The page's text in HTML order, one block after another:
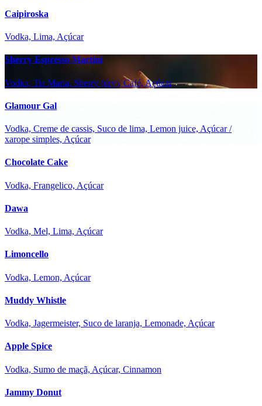
Caipiroska
Vodka, Lima, Açúcar
Sherry Espresso Martini
Vodka, Tia Maria, Sherry (dry), Café, Açúcar
Glamour Gal
Vodka, Creme de cassis, Suco de lima, Lemon juice, Açúcar /
xarope simples, Açúcar
Chocolate Cake
Vodka, Frangelico, Açúcar
Dawa
Vodka, Mel, Lima, Açúcar
Limoncello
Vodka, Lemon, Açúcar
Muddy Whistle
Vodka, Jagermeister, Suco de laranja, Lemonade, Açúcar
Apple Spice
Vodka, Sumo de maçã, Açúcar, Cinnamon
Jammy Donut